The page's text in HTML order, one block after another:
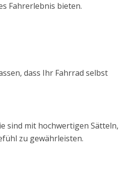
Fahrerlebnis bieten.
dass Ihr Fahrrad selbst
sind mit hochwertigen Sätteln,
zu gewährleisten.